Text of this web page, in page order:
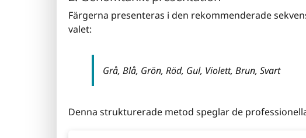
Färgerna presenteras i den rekommenderade
valet:
Grå, Blå, Grön, Röd, Gul, Violett, Brun, Svart
Denna strukturerade metod speglar de